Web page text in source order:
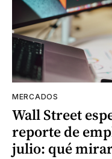
MERCADOS
Wall Street
reporte de
julio: qué